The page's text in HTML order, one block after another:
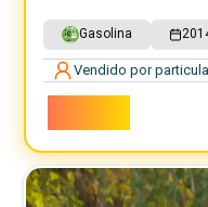
Gasolina
Vendido por